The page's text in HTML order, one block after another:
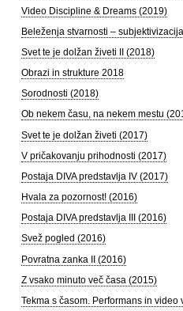
Video Discipline & Dreams (2019)
Beleženja stvarnosti –
Svet te je dolžan živeti II (2018)
Obrazi in strukture 2018
Sorodnosti (2018)
Ob nekem času, na nekem mestu
Svet te je dolžan živeti (2017)
V pričakovanju prihodnosti (2017)
Postaja DIVA predstavlja IV (2017)
Hvala za pozornost! (2016)
Postaja DIVA predstavlja III (2016)
Svež pogled (2016)
Povratna zanka II (2016)
Z vsako minuto več časa (2015)
Tekma s časom. Performans in